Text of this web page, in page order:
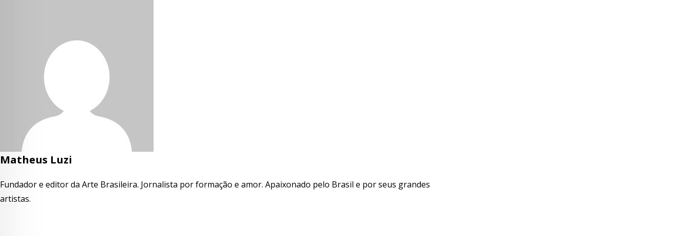
Matheus Luzi
Fundador e editor da Arte Brasileira. Jornalista por formação e amor. Apaixonado pelo Brasil e por seus grandes
artistas.